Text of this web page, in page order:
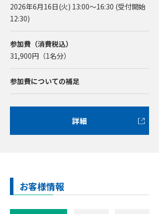
2026年6月16日(火) 13:00～16:30 (受付開始
12:30)
参加費（消費税込）
31,900円（1名分）
参加費についての補足
詳細
お客様情報